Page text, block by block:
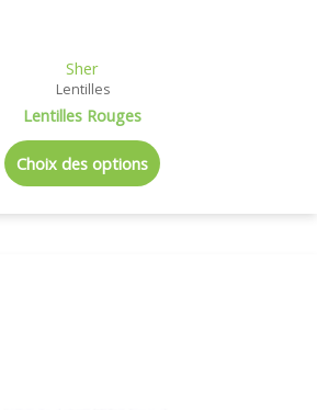
Sher
Lentilles
Lentilles Rouges
Choix des options